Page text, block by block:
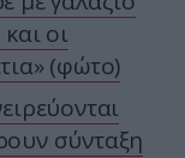
οι
(φώτο)
σύνταξη